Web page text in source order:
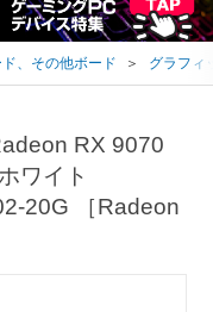
、その他ボード ＞ グラフィ
RX 9070
ワイト
20G ［Radeon